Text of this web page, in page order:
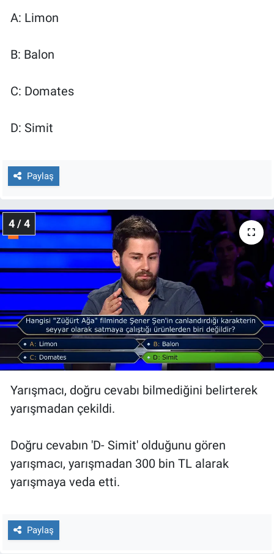
A: Limon
B: Balon
C: Domates
D: Simit
Paylaş
4 / 4
Yarışmacı, doğru cevabı bilmediğini belirterek
yarışmadan çekildi.
Doğru cevabın 'D- Simit' olduğunu gören
yarışmacı, yarışmadan 300 bin TL alarak
yarışmaya veda etti.
Paylaş